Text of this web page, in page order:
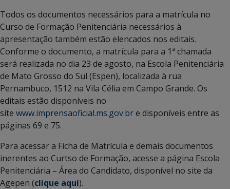
Todos os documentos necessários para a matrícula no
Curso de Formação Penitenciária necessários à
apresentação também estão elencados nos editais.
Conforme o documento, a matrícula para a 1ª chamada
será realizada no dia 23 de agosto, na Escola Penitenciária
de Mato Grosso do Sul (Espen), localizada à rua
Pernambuco, 1512 na Vila Célia em Campo Grande. Os
editais estão disponíveis no
site www.imprensaoficial.ms.gov.bre disponíveis entre as
páginas 69 e 75.
Para acessar a Ficha de Matrícula e demais documentos
inerentes ao Curtso de Formação, acesse a página Escola
Penitenciária – Área do Candidato, disponível no site da
Agepen (clique aqui).